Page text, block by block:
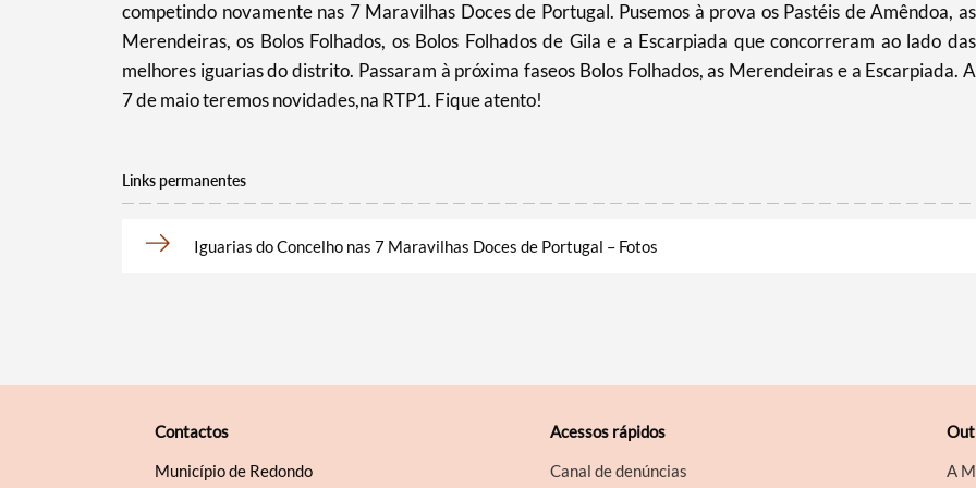
Filtros
competindo novamente nas 7 Maravilhas Doces de Portugal. Pusemos à prova os Pastéis de Amêndoa, as
Merendeiras, os Bolos Folhados, os Bolos Folhados de Gila e a Escarpiada que concorreram ao lado das
melhores iguarias do distrito. Passaram à próxima faseos Bolos Folhados, as Merendeiras e a Escarpiada. A
7 de maio teremos novidades,na RTP1. Fique atento!
Links permanentes
Iguarias do Concelho nas 7 Maravilhas Doces de Portugal – Fotos
Contactos
Município de Redondo
Acessos rápidos
Canal de denúncias
A